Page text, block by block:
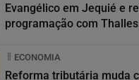
Evangélico em Jequié e
programação com
ECONOMIA
Reforma tributária muda